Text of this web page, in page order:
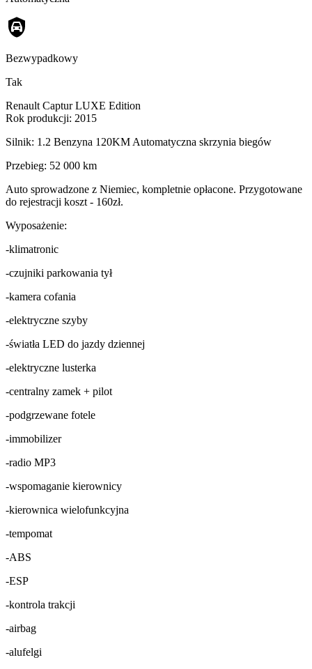
Bezwypadkowy
Tak
Renault Captur LUXE Edition
Rok produkcji: 2015
Silnik: 1.2 Benzyna 120KM Automatyczna skrzynia biegów
Przebieg: 52 000 km
Auto sprowadzone z Niemiec, kompletnie opłacone. Przygotowane
do rejestracji koszt - 160zł.
Wyposażenie:
-klimatronic
-czujniki parkowania tył
-kamera cofania
-elektryczne szyby
-światła LED do jazdy dziennej
-elektryczne lusterka
-centralny zamek + pilot
-podgrzewane fotele
-immobilizer
-radio MP3
-wspomaganie kierownicy
-kierownica wielofunkcyjna
-tempomat
-ABS
-ESP
-kontrola trakcji
-airbag
-alufelgi